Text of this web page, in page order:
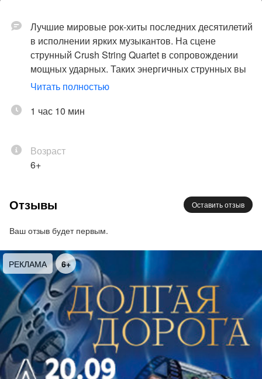
Лучшие мировые рок-хиты последних десятилетий
в исполнении ярких музыкантов. На сцене
струнный Crush String Quartet в сопровождении
мощных ударных. Таких энергичных струнных вы
еще не слышали!
образованием ломают стереотипы! Всё, под что
алгебру. Под что впервые поцеловались,
встречали рассвет на выпускном. Музыка у костра
после бессонной ночи в рок-клубе. Все лучшие
моменты – в этой музыке. И всё – на одном
В программе:
Linkin Park– Numb; AC/DC – Thunderstruck; It’s my
life – Bon Jovi, Centuries – Fall out boy, The show
must go on – Queen, We will rock you – Queen, Feel
good Inc. – Gorillaz, Chop suey – System of a Down,
In the end – Linkin Park, Hero – Skillet, Bohemian
rhapsody – Queen, Don’t speak – No doubt, The final
countdown – Europe, Sonne – Rammstein; Hysteria –
Muse; Smells Like Teen Spirit – Nirvana.
Читать полностью
1 час 10 мин
Возраст
6+
Отзывы Оставить отзыв
Ваш отзыв будет первым.
РЕКЛАМА 6+